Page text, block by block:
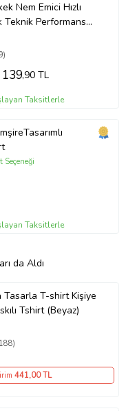
Nem Emici Hızlı
Performans
T-shirt (Beyaz)
139,90 TL
Taksitlerle
Seçeneği
Taksitlerle
da Aldı
Tasarla T-shirt Kişiye
Tshirt (Beyaz)
441,00 TL